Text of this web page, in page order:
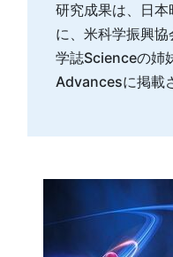
研究成果は、日
に、米科学振興
学誌Scienceの姉
Advancesに掲載